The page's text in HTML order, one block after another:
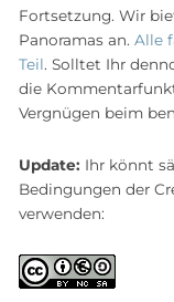
Fortsetzung. Wir
Panoramas an. Alle
Teil. Solltet Ihr
die
Vergnügen beim
Update: Ihr könnt
Bedingungen der
verwenden: